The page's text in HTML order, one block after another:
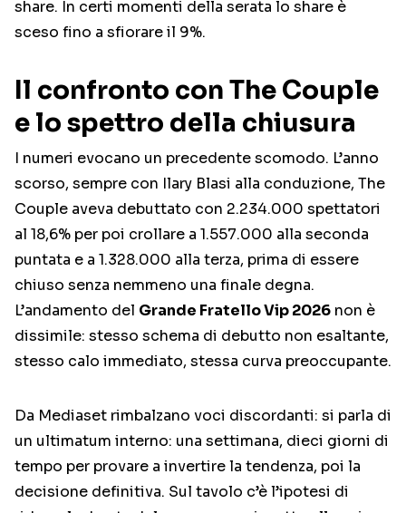
share. In certi momenti della serata lo share è
sceso fino a sfiorare il 9%.
Il confronto con The Couple
e lo spettro della chiusura
I numeri evocano un precedente scomodo. L’anno
scorso, sempre con Ilary Blasi alla conduzione, The
Couple aveva debuttato con 2.234.000 spettatori
al 18,6% per poi crollare a 1.557.000 alla seconda
puntata e a 1.328.000 alla terza, prima di essere
chiuso senza nemmeno una finale degna.
L’andamento del Grande Fratello Vip 2026 non è
dissimile: stesso schema di debutto non esaltante,
stesso calo immediato, stessa curva preoccupante.
Da Mediaset rimbalzano voci discordanti: si parla di
un ultimatum interno: una settimana, dieci giorni di
tempo per provare a invertire la tendenza, poi la
decisione definitiva. Sul tavolo c’è l’ipotesi di